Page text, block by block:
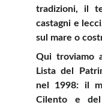
tradizioni, il
castagni e
sul mare o
Qui troviamo
Lista del
nel 1998: il
Cilento e